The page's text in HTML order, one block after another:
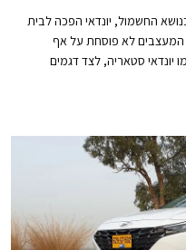
החשמול, יונדאי הפכה לבית
המעצבים לא פוסחת על אף
יונדאי סטאריה, לצד דגמים